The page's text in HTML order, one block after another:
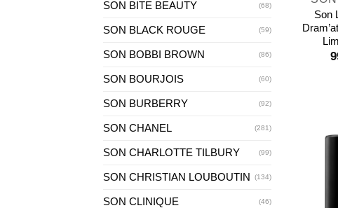
SON BITE BEAUTY (68)
SON BLACK ROUGE (59)
SON BOBBI BROWN (86)
SON BOURJOIS (60)
SON BURBERRY (92)
SON CHANEL (281)
SON CHARLOTTE TILBURY (99)
SON CHRISTIAN LOUBOUTIN (134)
SON CLINIQUE (46)
Son